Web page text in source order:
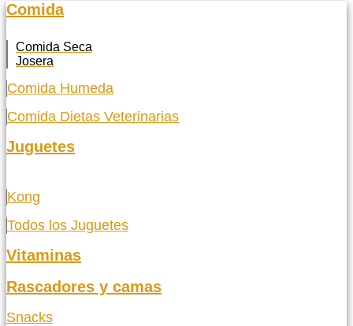
Comida
Comida Seca
Josera
Comida Humeda
Comida Dietas Veterinarias
Juguetes
Kong
Todos los Juguetes
Vitaminas
Rascadores y camas
Snacks